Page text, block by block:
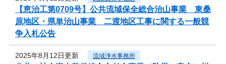
【恵治工第0709号】公共流域保全総合治山事業 東桑
原地区・県単治山事業 二渡地区工事に関する一般競
争入札公告
2025年8月12日更新 流域浄水事務所